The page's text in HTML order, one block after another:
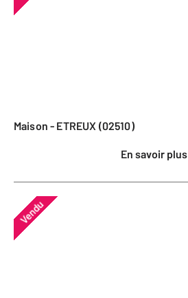
Maison - ETREUX (02510)
En savoir plus
Vendu